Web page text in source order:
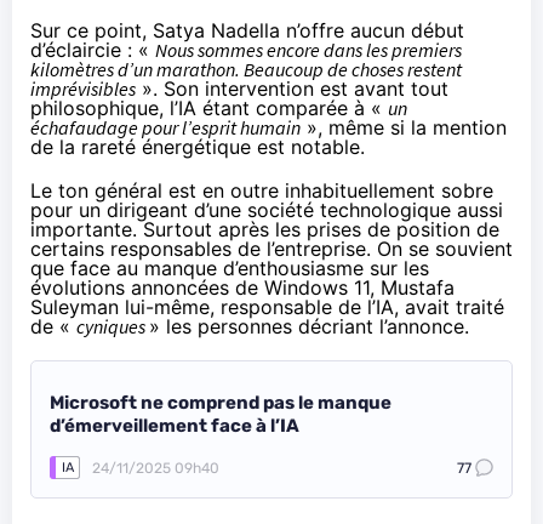
Sur ce point, Satya Nadella n’offre aucun début
d’éclaircie : « Nous sommes encore dans les premiers
kilomètres d’un marathon. Beaucoup de choses restent
imprévisibles ». Son intervention est avant tout
philosophique, l’IA étant comparée à « un
échafaudage pour l’esprit humain », même si la mention
de la rareté énergétique est notable.
Le ton général est en outre inhabituellement sobre
pour un dirigeant d’une société technologique aussi
importante. Surtout après les prises de position de
certains responsables de l’entreprise. On se souvient
que face au manque d’enthousiasme sur les
évolutions annoncées de Windows 11, Mustafa
Suleyman lui-même, responsable de l’IA, avait traité
de «cyniques » les personnes décriant l’annonce.
Microsoft ne comprend pas le manque
d’émerveillement face à l’IA
IA 24/11/2025 09h40 77